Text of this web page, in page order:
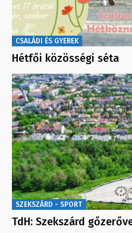
CSALÁDI ÉS GYEREK
Hétfői közösségi séta
SZEKSZÁRD - SPORT
TdH: Szekszárd